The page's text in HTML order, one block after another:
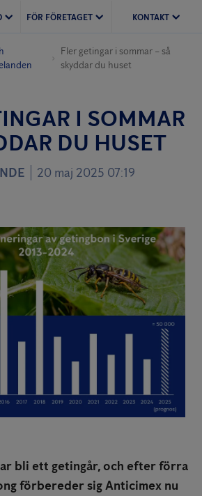
FÖR FÖRETAGET KONTAKT
Fler getingar i sommar – så
skyddar du huset
I SOMMAR
DU HUSET
20 maj 2025 07:19
bli ett getingår, och efter förra
förbereder sig Anticimex nu